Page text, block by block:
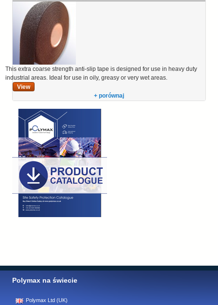
This extra coarse strength anti-slip tape is designed for use in heavy duty
industrial areas. Ideal for use in oily, greasy or very wet areas.
View
+ porównaj
Polymax na świecie
Polymax Ltd (UK)